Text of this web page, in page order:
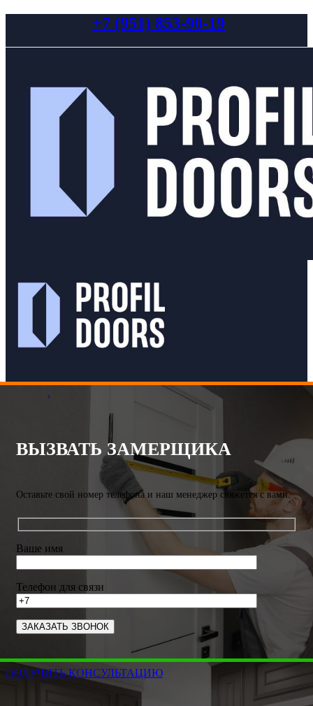
+7 (951) 853-90-19
.
ВЫЗВАТЬ ЗАМЕРЩИКА
Оставьте свой номер телефона и наш менеджер свяжется с вами.
Ваше имя
Телефон для связи
ПОЛУЧИТЬ КОНСУЛЬТАЦИЮ